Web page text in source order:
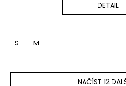
DETAIL
S M
NAČÍST 12